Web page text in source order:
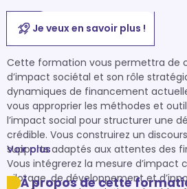
Je veux en savoir plus !
Cette formation vous permettra de
d’impact sociétal et son rôle
dynamiques de financement
vous approprier les méthodes et
l’impact social pour structurer une
crédible. Vous construirez un
supports adaptés aux attentes des
Vous intégrerez la mesure d’impact
pilotage, de développement et
Voir plus
À propos de cette